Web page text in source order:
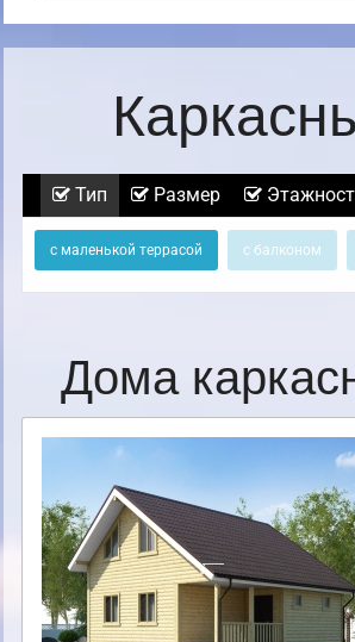
Тип Размер
с маленькой террасой с балконом
Дома